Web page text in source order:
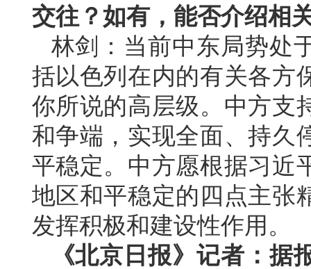
交往？如有，能否介绍相
林剑：当前中东局势处
括以色列在内的有关各方
你所说的高层级。中方支
和争端，实现全面、持久
平稳定。中方愿根据习近
地区和平稳定的四点主张
发挥积极和建设性作用。
《北京日报》记者：